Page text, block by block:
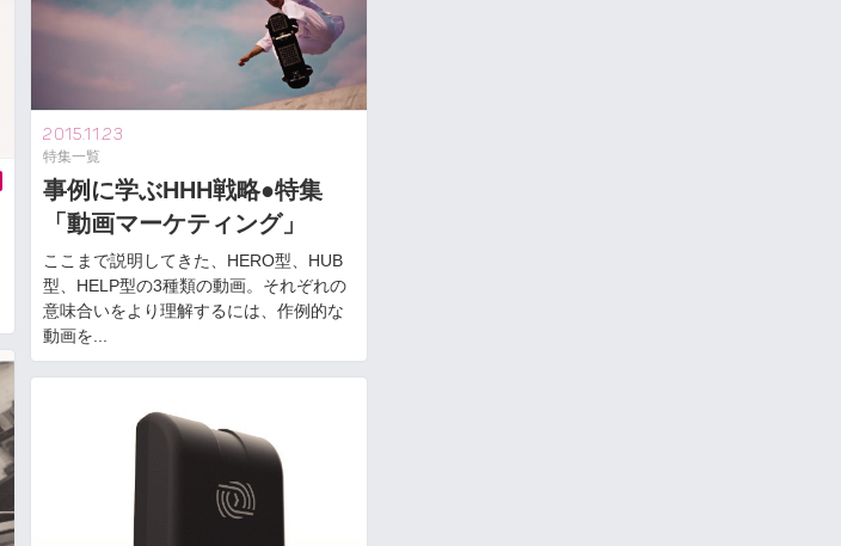
2015.11.23
特集一覧
事例に学ぶHHH戦略●特集
「動画マーケティング」
ここまで説明してきた、HERO型、HUB
型、HELP型の3種類の動画。それぞれの
意味合いをより理解するには、作例的な
動画を...